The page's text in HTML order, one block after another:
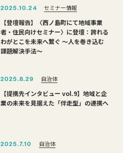
2025.10.24 セミナー情報
【登壇報告】〈西ノ島町にて地域事業
者・住民向けセミナー〉に登壇：誇れる
わがとこを未来へ繋ぐ 〜人を巻き込む
課題解決手法〜
2025.8.29 自治体
【提携先インタビュー vol.9】地域と企
業の未来を見据えた「伴走型」の連携へ
2025.7.10 自治体